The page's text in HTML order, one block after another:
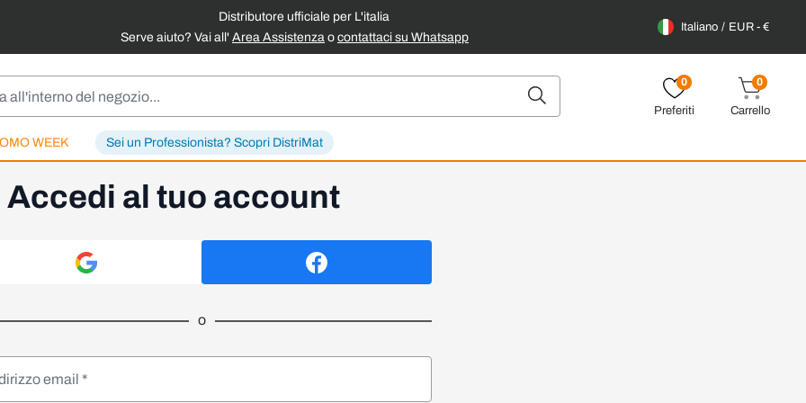
Distributore ufficiale per L'italia
Serve aiuto? Vai all' Area Assistenza o contattaci su Whatsapp
Italiano EUR - €
WEEK Sei un Professionista? Scopri DistriMat
0
Preferiti
0
Carrello
Accedi al tuo account
o